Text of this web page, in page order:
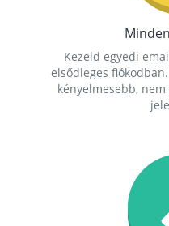
Kezeld egyedi
elsődleges
kényelmesebb,